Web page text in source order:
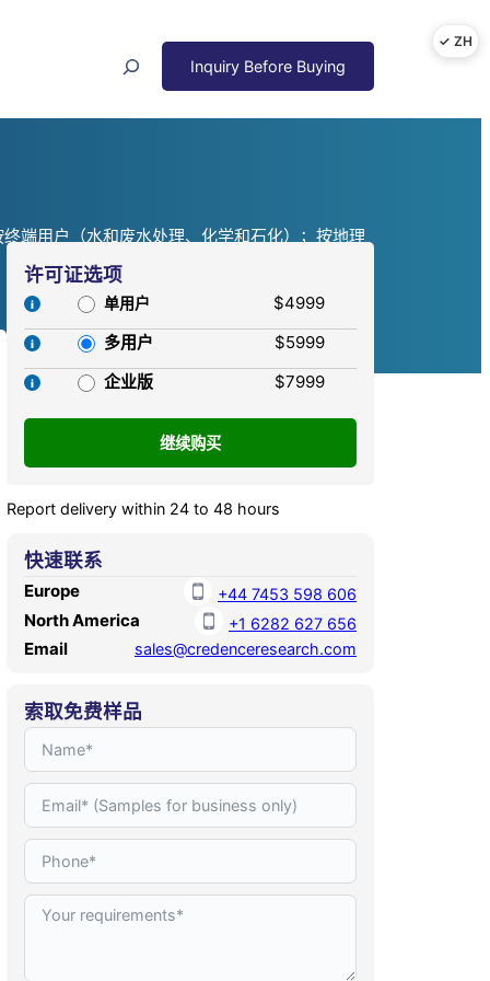
端用户（水和废水处理、化学和石化）；按地理
许可证选项
单用户
$4999
多用户
$5999
企业版
$7999
Report delivery within 24 to 48 hours
快速联系
Europe +44 7453 598 606
North America +1 6282 627 656
Email sales@credenceresearch.com
索取免费样品